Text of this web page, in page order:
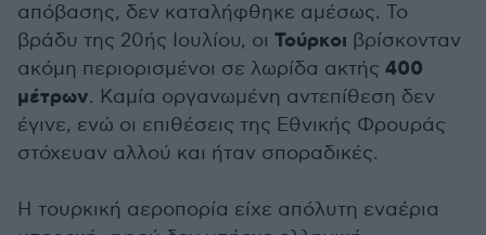
απόβασης, δεν καταλήφθηκε αμέσως. Το
βράδυ της 20ής Ιουλίου, οι Τούρκοι βρίσκονταν
ακόμη περιορισμένοι σε λωρίδα ακτής 400
μέτρων. Καμία οργανωμένη αντεπίθεση δεν
έγινε, ενώ οι επιθέσεις της Εθνικής Φρουράς
στόχευαν αλλού και ήταν σποραδικές.
Η τουρκική αεροπορία είχε απόλυτη εναέρια